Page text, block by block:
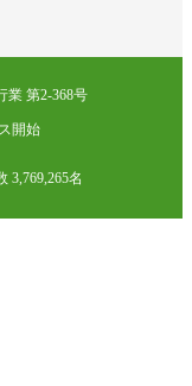
業 第2-368号
開始
3,769,265名